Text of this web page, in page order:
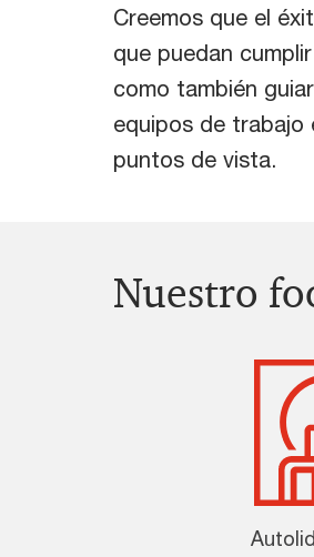
Creemos que el
que puedan
como también
equipos de trabajo
puntos de vista.
Nuestro